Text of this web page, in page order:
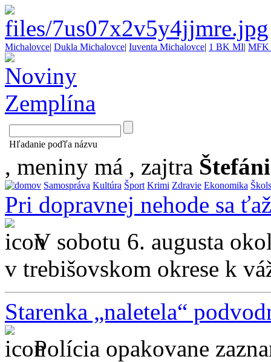
Michalovce| Dukla Michalovce| Iuventa Michalovce| 1 BK MI| MFK
Hľadanie poďľa názvu
, meniny má , zajtra
Samospráva Kultúra Šport Krimi Zdravie Ekonomika
Pri dopravnej nehode sa
V sobotu 6. augusta
v trebišovskom okrese k
Starenka „naletela“
Polícia opakovane